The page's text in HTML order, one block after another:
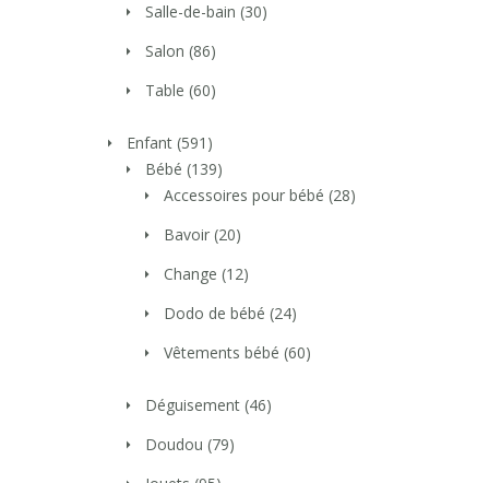
Salle-de-bain (30)
Salon (86)
Table (60)
Enfant (591)
Bébé (139)
Accessoires pour bébé (28)
Bavoir (20)
Change (12)
Dodo de bébé (24)
Vêtements bébé (60)
Déguisement (46)
Doudou (79)